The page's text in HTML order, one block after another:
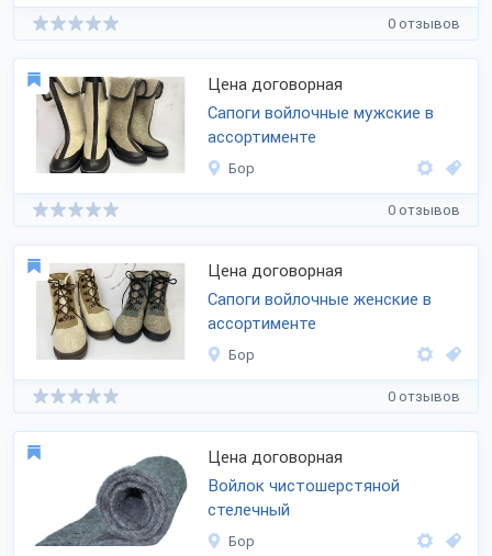
0 отзывов
Цена договорная
Сапоги войлочные мужские в
ассортименте
Бор
0 отзывов
Цена договорная
Сапоги войлочные женские в
ассортименте
Бор
0 отзывов
Цена договорная
Войлок чистошерстяной
стелечный
Бор